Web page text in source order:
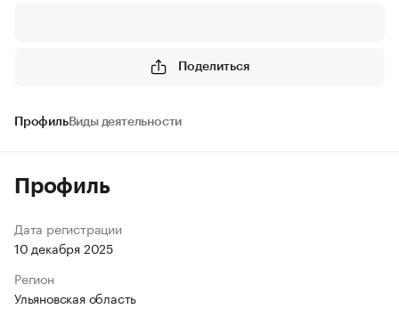
Поделиться
ПрофильВиды деятельности
Профиль
Дата регистрации
10 декабря 2025
Регион
Ульяновская область